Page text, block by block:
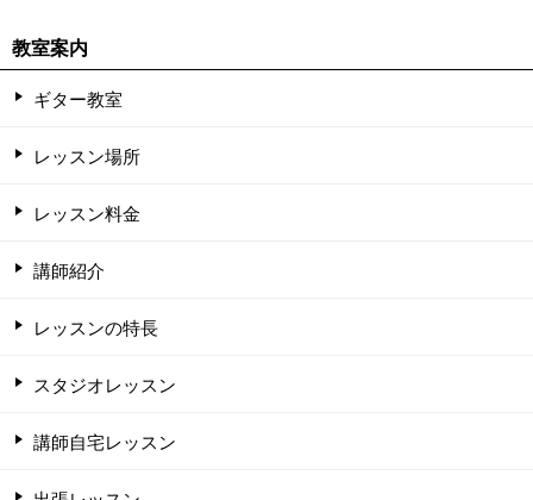
教室案内
ギター教室
レッスン場所
レッスン料金
講師紹介
レッスンの特長
スタジオレッスン
講師自宅レッスン